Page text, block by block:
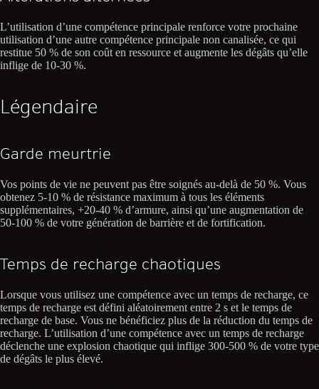
L’utilisation d’une compétence principale renforce votre prochaine
utilisation d’une autre compétence principale non canalisée, ce qui
restitue 50 % de son coût en ressource et augmente les dégâts qu’elle
inflige de 10-30 %.
Légendaire
Garde meurtrie
Vos points de vie ne peuvent pas être soignés au-delà de 50 %. Vous
obtenez 5-10 % de résistance maximum à tous les éléments
supplémentaires, +20-40 % d’armure, ainsi qu’une augmentation de
50-100 % de votre génération de barrière et de fortification.
Temps de recharge chaotiques
Lorsque vous utilisez une compétence avec un temps de recharge, ce
temps de recharge est défini aléatoirement entre 2 s et le temps de
recharge de base. Vous ne bénéficiez plus de la réduction du temps de
recharge. L’utilisation d’une compétence avec un temps de recharge
déclenche une explosion chaotique qui inflige 300-500 % de votre type
de dégâts le plus élevé.